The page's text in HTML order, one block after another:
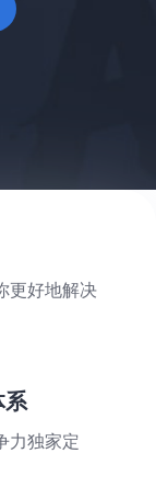
更好地解决
系
力独家定